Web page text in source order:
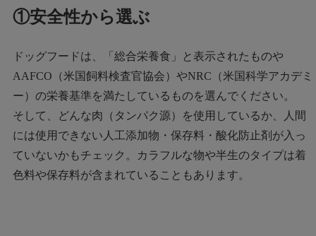
①安全性から選ぶ
ドッグフードは、「総合栄養食」と表示されたものや
AAFCO（米国飼料検査官協会）やNRC（米国科学アカデミ
ー）の栄養基準を満たしているものを選んでください。
そして、どんな肉（タンパク源）を使用しているか、人間
には使用できない人工添加物・保存料・酸化防止剤が入っ
ていないかもチェック。カラフルな物や半生のタイプは着
色料や保存料が含まれていることもあります。